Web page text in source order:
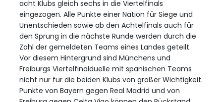
acht Klubs gleich sechs in die Viertelfinals
eingezogen. Alle Punkte einer Nation für Siege und
Unentschieden sowie ab den Achtelfinals auch für
den Sprung in die nächste Runde werden durch die
Zahl der gemeldeten Teams eines Landes geteilt.
Vor diesem Hintergrund sind Münchens und
Freiburgs Viertelfinalduelle mit spanischen Teams
nicht nur für die beiden Klubs von großer Wichtigkeit.
Punkte von Bayern gegen Real Madrid und von